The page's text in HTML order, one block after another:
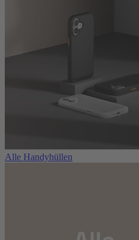
Alle Handyhüllen